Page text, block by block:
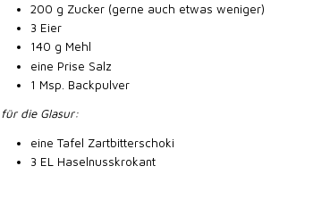
200 g Zucker (gerne auch etwas weniger)
3 Eier
140 g Mehl
eine Prise Salz
1 Msp. Backpulver
für die Glasur:
eine Tafel Zartbitterschoki
3 EL Haselnusskrokant